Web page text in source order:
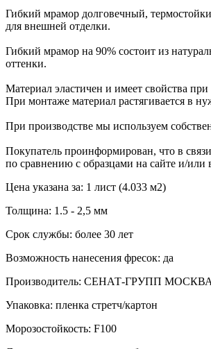
Гибкий мрамор долговечный,
для внешней отделки.
Гибкий мрамор на 90% состоит из
оттенки.
Материал эластичен и имеет свойства
При монтаже материал растягивается в
При производстве мы используем
Покупатель проинформирован, что в
по сравнению с образцами на сайте и/или
Цена указана за: 1 лист (4.033 м2)
Толщина: 1.5 - 2,5 мм
Срок службы: более 30 лет
Возможность нанесения фресок: да
Производитель: СЕНАТ-ГРУПП МОСКВА
Упаковка: пленка стретч/картон
Морозостойкость: F100